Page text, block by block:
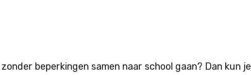
beperkingen samen naar school gaan? Dan kun